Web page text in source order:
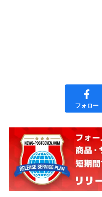
フォロー